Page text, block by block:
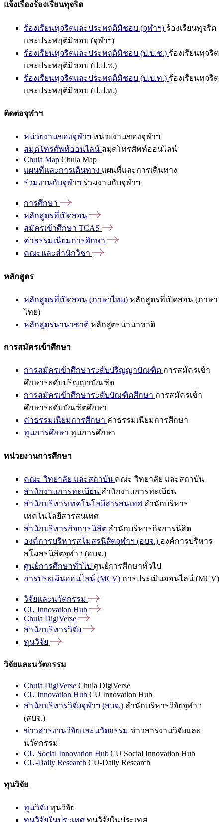
แจ้งเรื่องร้องเรียนทุจริต
ร้องเรียนทุจริตและประพฤติมิชอบ (จุฬาฯ) ร้องเรียนทุจริต
และประพฤติมิชอบ (จุฬาฯ)
ร้องเรียนทุจริตและประพฤติมิชอบ (ป.ป.ช.) ร้องเรียนทุจริต
และประพฤติมิชอบ (ป.ป.ช.)
ร้องเรียนทุจริตและประพฤติมิชอบ (ป.ป.ท.) ร้องเรียนทุจริต
และประพฤติมิชอบ (ป.ป.ท.)
ติดต่อจุฬาฯ
หน่วยงานของจุฬาฯ หน่วยงานของจุฬาฯ
สมุดโทรศัพท์ออนไลน์ สมุดโทรศัพท์ออนไลน์
Chula Map Chula Map
แผนที่และการเดินทาง แผนที่และการเดินทาง
ร่วมงานกับจุฬาฯ ร่วมงานกับจุฬาฯ
การศึกษา
หลักสูตรที่เปิดสอน
สมัครเข้าศึกษา TCAS
ค่าธรรมเนียมการศึกษา
คณะและสำนักวิชา
หลักสูตร
หลักสูตรที่เปิดสอน (ภาษาไทย) หลักสูตรที่เปิดสอน (ภาษา
ไทย)
หลักสูตรนานาชาติ หลักสูตรนานาชาติ
การสมัครเข้าศึกษา
การสมัครเข้าศึกษาระดับปริญญาบัณฑิต การสมัครเข้า
ศึกษาระดับปริญญาบัณฑิต
การสมัครเข้าศึกษาระดับบัณฑิตศึกษา การสมัครเข้า
ศึกษาระดับบัณฑิตศึกษา
ค่าธรรมเนียมการศึกษา ค่าธรรมเนียมการศึกษา
ทุนการศึกษา ทุนการศึกษา
หน่วยงานการศึกษา
คณะ วิทยาลัย และสถาบัน คณะ วิทยาลัย และสถาบัน
สำนักงานการทะเบียน สำนักงานการทะเบียน
สำนักบริหารเทคโนโลยีสารสนเทศ สำนักบริหาร
เทคโนโลยีสารสนเทศ
สำนักบริหารกิจการนิสิต สำนักบริหารกิจการนิสิต
องค์การบริหารสโมสรนิสิตจุฬาฯ (อบจ.) องค์การบริหาร
สโมสรนิสิตจุฬาฯ (อบจ.)
ศูนย์การศึกษาทั่วไป ศูนย์การศึกษาทั่วไป
การประเมินออนไลน์ (MCV) การประเมินออนไลน์ (MCV)
วิจัยและนวัตกรรม
CU Innovation Hub
Chula DigiVerse
สำนักบริหารวิจัย
ทุนวิจัย
วิจัยและนวัตกรรม
Chula DigiVerse Chula DigiVerse
CU Innovation Hub CU Innovation Hub
สำนักบริหารวิจัยจุฬาฯ (สบจ.) สำนักบริหารวิจัยจุฬาฯ
(สบจ.)
ข่าวสารงานวิจัยและนวัตกรรม ข่าวสารงานวิจัยและ
นวัตกรรม
CU Social Innovation Hub CU Social Innovation Hub
CU-Daily Research CU-Daily Research
ทุนวิจัย
ทุนวิจัย ทุนวิจัย
ทุนวิจัยในประเทศ ทุนวิจัยในประเทศ